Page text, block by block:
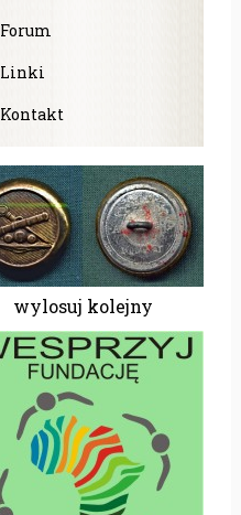
Forum
Linki
Kontakt
wylosuj kolejny